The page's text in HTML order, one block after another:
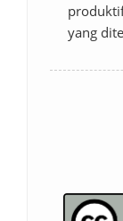
yang